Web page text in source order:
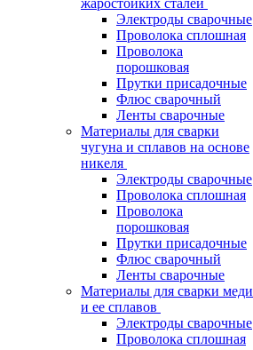
жаростойких сталей
Электроды сварочные
Проволока сплошная
Проволока
порошковая
Прутки присадочные
Флюс сварочный
Ленты сварочные
Материалы для сварки
чугуна и сплавов на основе
никеля
Электроды сварочные
Проволока сплошная
Проволока
порошковая
Прутки присадочные
Флюс сварочный
Ленты сварочные
Материалы для сварки меди
и ее сплавов
Электроды сварочные
Проволока сплошная